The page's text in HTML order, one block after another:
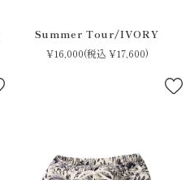
Summer Tour/IVORY
¥16,000(税込 ¥17,600)